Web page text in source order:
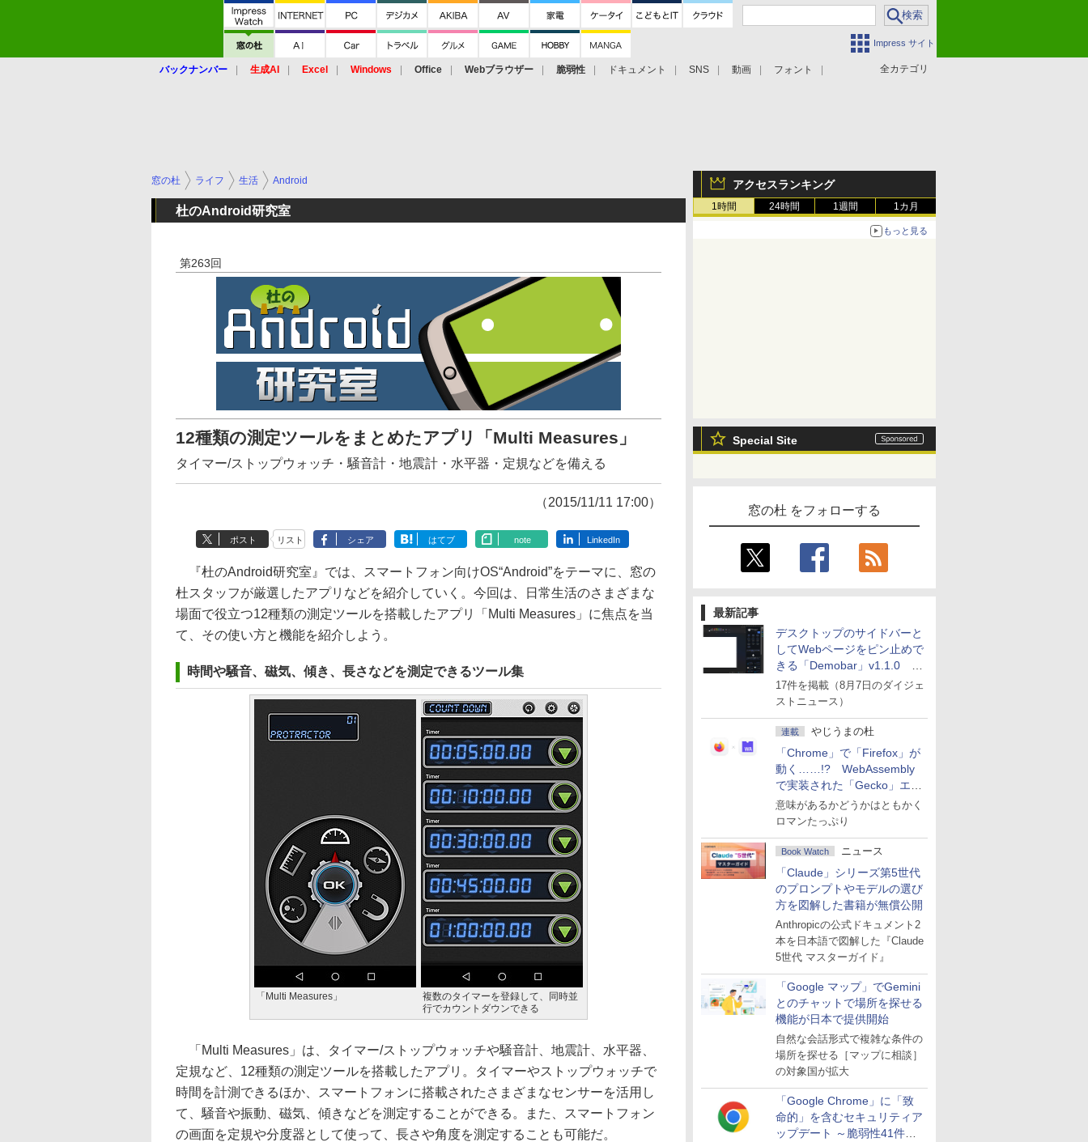
Impress サイト
全カテゴリ
バックナンバー 生成AI Excel Windows Office Webブラウザー 脆弱性 ドキュメント SNS 動画 フォント
アクセスランキング
1時間 24時間 1週間 1カ月
もっと見る
Special Site
窓の杜 をフォローする
最新記事
デスクトップのサイドバーと
してWebページをピン止めで
きる「Demobar」v1.1.0 ほ
か
17件を掲載（8月7日のダイジェ
ストニュース）
連載 やじうまの杜
「Chrome」で「Firefox」が
動く……!? WebAssembly
で実装された「Gecko」エン
ジン
意味があるかどうかはともかく
ロマンたっぷり
Book Watch ニュース
「Claude」シリーズ第5世代
のプロンプトやモデルの選び
方を図解した書籍が無償公開
Anthropicの公式ドキュメント2
本を日本語で図解した『Claude
5世代 マスターガイド』
「Google マップ」でGemini
とのチャットで場所を探せる
機能が日本で提供開始
自然な会話形式で複雑な条件の
場所を探せる［マップに相談］
の対象国が拡大
「Google Chrome」に「致
命的」を含むセキュリティア
ップデート ～脆弱性41件に
窓の杜 ライフ 生活 Android
杜のAndroid研究室
第263回
12種類の測定ツールをまとめたアプリ「Multi Measures」
タイマー/ストップウォッチ・騒音計・地震計・水平器・定規などを備える
（2015/11/11 17:00）
ポスト リスト シェア はてブ note LinkedIn
『杜のAndroid研究室』では、スマートフォン向けOS“Android”をテーマに、窓の
杜スタッフが厳選したアプリなどを紹介していく。今回は、日常生活のさまざまな
場面で役立つ12種類の測定ツールを搭載したアプリ「Multi Measures」に焦点を当
て、その使い方と機能を紹介しよう。
時間や騒音、磁気、傾き、長さなどを測定できるツール集
「Multi Measures」
複数のタイマーを登録して、同時並
行でカウントダウンできる
「Multi Measures」は、タイマー/ストップウォッチや騒音計、地震計、水平器、
定規など、12種類の測定ツールを搭載したアプリ。タイマーやストップウォッチで
時間を計測できるほか、スマートフォンに搭載されたさまざまなセンサーを活用し
て、騒音や振動、磁気、傾きなどを測定することができる。また、スマートフォン
の画面を定規や分度器として使って、長さや角度を測定することも可能だ。